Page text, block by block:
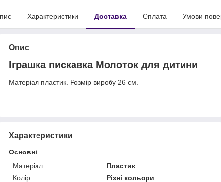
Характеристики Доставка Оплата Умови
Опис
Іграшка пискавка Молоток для дитини
Матеріал пластик. Розмір виробу 26 см.
Характеристики
Основні
Матеріал
Пластик
Колір
Різні кольори